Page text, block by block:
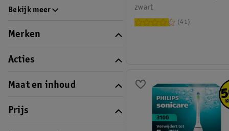
Bekijk meer
Merken
Acties
Maat en inhoud
Prijs
Elektrische Tandenborstel
zwart
41